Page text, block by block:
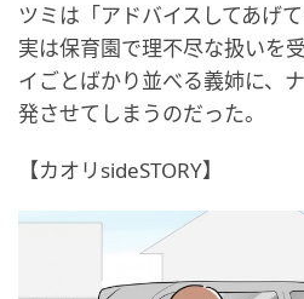
ツミは「アドバイスしてあげ
実は保育園で理不尽な扱いを
イごとばかり並べる義姉に、
発させてしまうのだった。
【カオリsideSTORY】